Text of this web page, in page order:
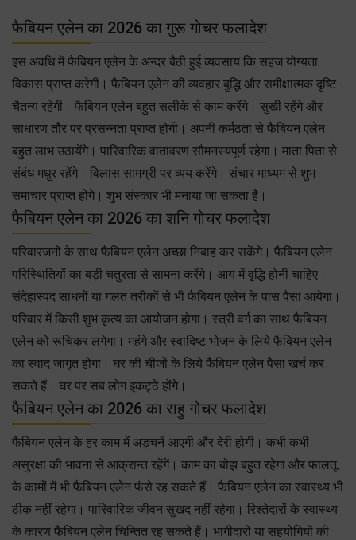
फैबियन एलेन का 2026 का गुरू गोचर फलादेश
इस अवधि में फैबियन एलेन के अन्दर बैठी हुई व्यवसाय कि सहज योग्यता
विकास प्राप्त करेगी। फैबियन एलेन की व्यवहार बुद्धि और समीक्षात्मक दृष्टि
चैतन्य रहेगी। फैबियन एलेन बहुत सलीके से काम करेंगे। सुखी रहेंगे और
साधारण तौर पर प्रसन्नता प्राप्त होगी। अपनी कर्मठता से फैबियन एलेन
बहुत लाभ उठायेंगे। पारिवारिक वातावरण सौमनस्यपूर्ण रहेगा। माता पिता से
संबंध मधुर रहेंगे। विलास सामग्री पर व्यय करेंगे। संचार माध्यम से शुभ
समाचार प्राप्त होंगे। शुभ संस्कार भी मनाया जा सकता है।
फैबियन एलेन का 2026 का शनि गोचर फलादेश
परिवारजनों के साथ फैबियन एलेन अच्छा निबाह कर सकेंगे। फैबियन एलेन
परिस्थितियों का बड़ी चतुरता से सामना करेंगे। आय में वृद्धि होनी चाहिए।
संदेहास्पद साधनों या गलत तरीकों से भी फैबियन एलेन के पास पैसा आयेगा।
परिवार में किसी शुभ कृत्य का आयोजन होगा। स्त्री वर्ग का साथ फैबियन
एलेन को रूचिकर लगेगा। महंगे और स्वादिष्ट भोजन के लिये फैबियन एलेन
का स्वाद जागृत होगा। घर की चीजों के लिये फैबियन एलेन पैसा खर्च कर
सकते हैं। घर पर सब लोग इकट्ठे होंगे।
फैबियन एलेन का 2026 का राहु गोचर फलादेश
फैबियन एलेन के हर काम में अड़चनें आएगी और देरी होगी। कभी कभी
असुरक्षा की भावना से आक्रान्त रहेंगें। काम का बोझ बहुत रहेगा और फालतू
के कामों में भी फैबियन एलेन फंसे रह सकते हैं। फैबियन एलेन का स्वास्थ्य भी
ठीक नहीं रहेगा। पारिवारिक जीवन सुखद नहीं रहेगा। रिश्तेदारों के स्वास्थ्य
के कारण फैबियन एलेन चिन्तित रह सकते हैं। भागीदारों या सहयोगियों की